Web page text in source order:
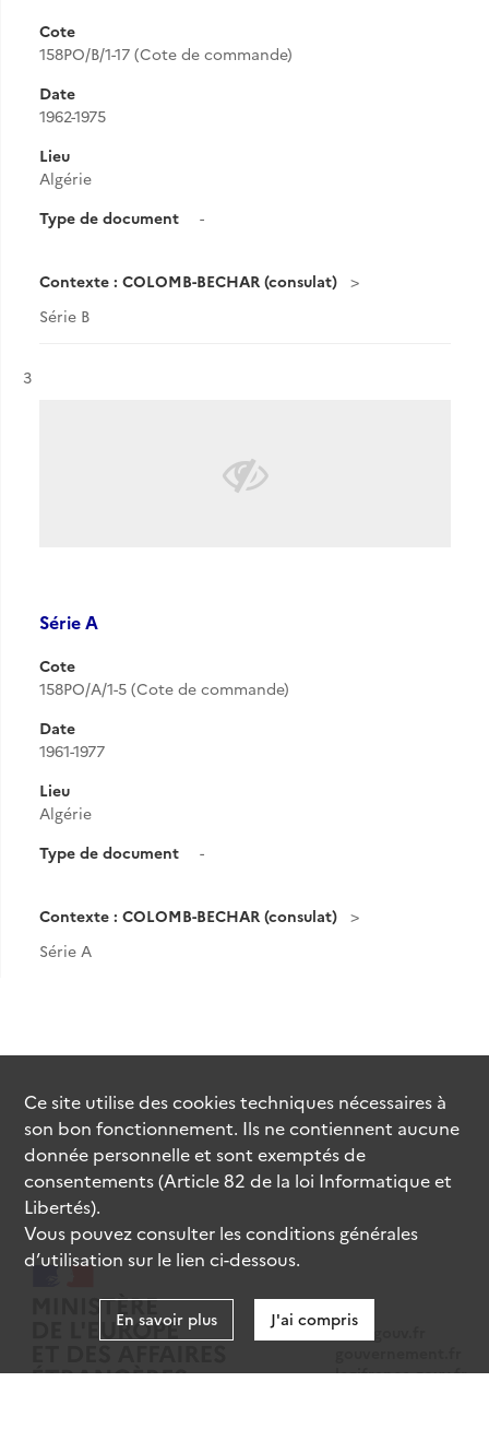
Cote
158PO/B/1-17 (Cote de commande)
Date
1962-1975
Lieu
Algérie
Type de document
-
Contexte : COLOMB-BECHAR (consulat)
Série B
Résultat n°
3
Série A
Cote
158PO/A/1-5 (Cote de commande)
Date
1961-1977
Lieu
Algérie
Type de document
-
Contexte : COLOMB-BECHAR (consulat)
Série A
data.gouv.fr
legifrance.gouv.fr
Ce site utilise descookiestechniques nécessaires à
son bon fonctionnement. Ils ne contiennent aucune
donnée personnelle et sont exemptés de
consentements (Article 82 de la loi Informatique et
Libertés).
Vous pouvez consulter les conditions générales
d’utilisation sur le lien ci-dessous.
En savoir plus J'ai compris